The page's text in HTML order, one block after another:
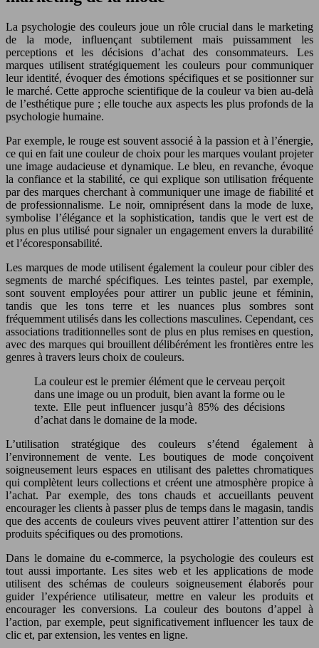
La psychologie des couleurs joue un rôle crucial dans le marketing
de la mode, influençant subtilement mais puissamment les
perceptions et les décisions d’achat des consommateurs. Les
marques utilisent stratégiquement les couleurs pour communiquer
leur identité, évoquer des émotions spécifiques et se positionner sur
le marché. Cette approche scientifique de la couleur va bien au-delà
de l’esthétique pure ; elle touche aux aspects les plus profonds de la
psychologie humaine.
Par exemple, le rouge est souvent associé à la passion et à l’énergie,
ce qui en fait une couleur de choix pour les marques voulant projeter
une image audacieuse et dynamique. Le bleu, en revanche, évoque
la confiance et la stabilité, ce qui explique son utilisation fréquente
par des marques cherchant à communiquer une image de fiabilité et
de professionnalisme. Le noir, omniprésent dans la mode de luxe,
symbolise l’élégance et la sophistication, tandis que le vert est de
plus en plus utilisé pour signaler un engagement envers la durabilité
et l’écoresponsabilité.
Les marques de mode utilisent également la couleur pour cibler des
segments de marché spécifiques. Les teintes pastel, par exemple,
sont souvent employées pour attirer un public jeune et féminin,
tandis que les tons terre et les nuances plus sombres sont
fréquemment utilisés dans les collections masculines. Cependant, ces
associations traditionnelles sont de plus en plus remises en question,
avec des marques qui brouillent délibérément les frontières entre les
genres à travers leurs choix de couleurs.
La couleur est le premier élément que le cerveau perçoit
dans une image ou un produit, bien avant la forme ou le
texte. Elle peut influencer jusqu’à 85% des décisions
d’achat dans le domaine de la mode.
L’utilisation stratégique des couleurs s’étend également à
l’environnement de vente. Les boutiques de mode conçoivent
soigneusement leurs espaces en utilisant des palettes chromatiques
qui complètent leurs collections et créent une atmosphère propice à
l’achat. Par exemple, des tons chauds et accueillants peuvent
encourager les clients à passer plus de temps dans le magasin, tandis
que des accents de couleurs vives peuvent attirer l’attention sur des
produits spécifiques ou des promotions.
Dans le domaine du e-commerce, la psychologie des couleurs est
tout aussi importante. Les sites web et les applications de mode
utilisent des schémas de couleurs soigneusement élaborés pour
guider l’expérience utilisateur, mettre en valeur les produits et
encourager les conversions. La couleur des boutons d’appel à
l’action, par exemple, peut significativement influencer les taux de
clic et, par extension, les ventes en ligne.